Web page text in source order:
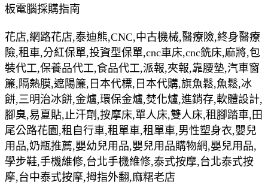
板電腦採購指南
花店,網路花店,泰迪熊,CNC,中古機械,醫療險,終身醫療
險,租車,分紅保單,投資型保單,cnc車床,cnc銑床,麻將,包
裝代工,保養品代工,食品代工,派報,夾報,靠腰墊,汽車窗
簾,隔熱膜,遮陽簾,日本代標,日本代購,旗魚鬆,魚鬆,冰
餅,三明治冰餅,金爐,環保金爐,焚化爐,進銷存,軟體設計,
腳臭,易夏貼,止汗劑,按摩床,單人床,雙人床,租腳踏車,田
尾公路花園,租自行車,租單車,租單車,男性塑身衣,嬰兒
用品,奶瓶推薦,嬰幼兒用品,嬰兒用品購物網,嬰兒用品,
學步鞋,手機維修,台北手機維修,泰式按摩,台北泰式按
摩,台中泰式按摩,拇指外翻,麻糬老店